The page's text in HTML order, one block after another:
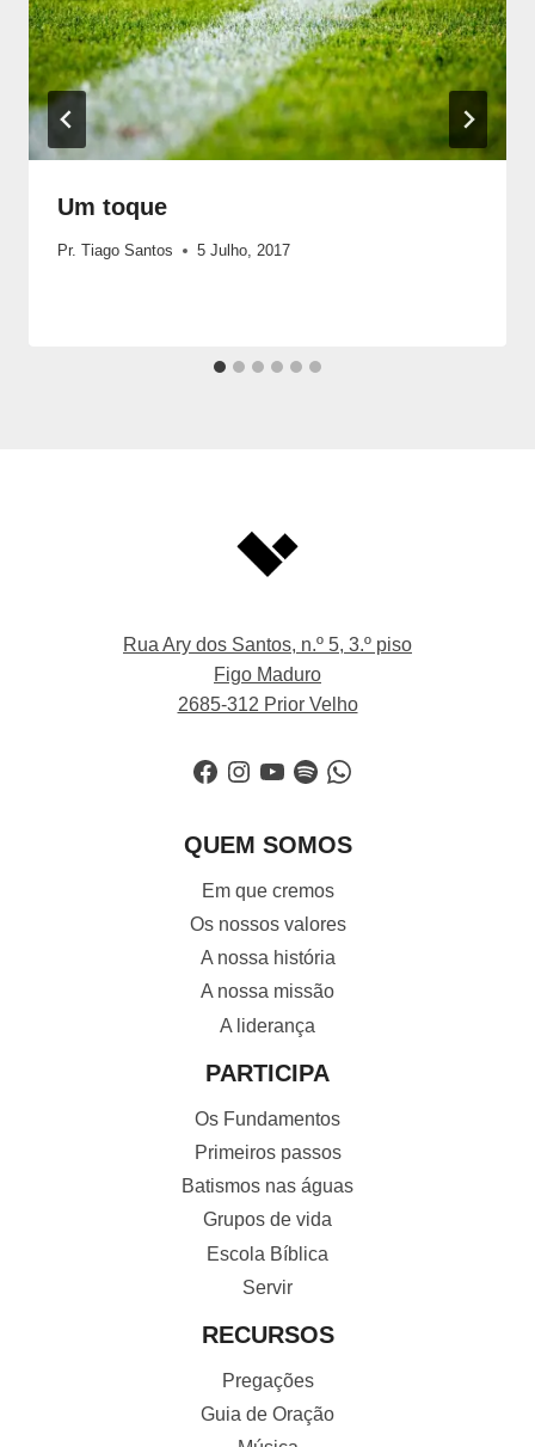
Um toque
Pr. Tiago Santos 5 Julho, 2017
Rua Ary dos Santos, n.º 5, 3.º piso
Figo Maduro
2685-312 Prior Velho
Facebook
Instagram
YouTube
SpotifyWhatsApp
QUEM SOMOS
Em que cremos
Os nossos valores
A nossa história
A nossa missão
A liderança
PARTICIPA
Os Fundamentos
Primeiros passos
Batismos nas águas
Grupos de vida
Escola Bíblica
Servir
RECURSOS
Pregações
Guia de Oração